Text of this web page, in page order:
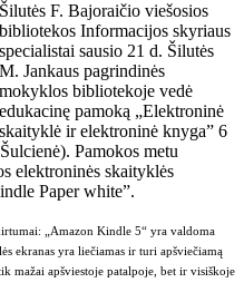
Šilutės F. Bajoraičio viešosios
bibliotekos Informacijos skyriaus
specialistai sausio 21 d. Šilutės
M. Jankaus pagrindinės
mokyklos bibliotekoje vedė
edukacinę pamoką „Elektroninė
skaityklė ir elektroninė knyga” 6
Pamokos metu
elektroninės skaityklės
Paper white”.
„Amazon Kindle 5“ yra valdoma
ekranas yra liečiamas ir turi apšviečiamą
mažai apšviestoje patalpoje, bet ir visiškoje